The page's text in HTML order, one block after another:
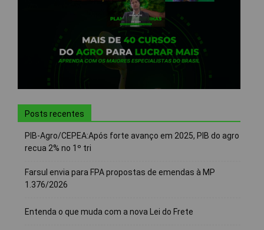
Posts recentes
PIB-Agro/CEPEA:Após forte avanço em 2025, PIB do agro
recua 2% no 1º tri
Farsul envia para FPA propostas de emendas à MP
1.376/2026
Entenda o que muda com a nova Lei do Frete